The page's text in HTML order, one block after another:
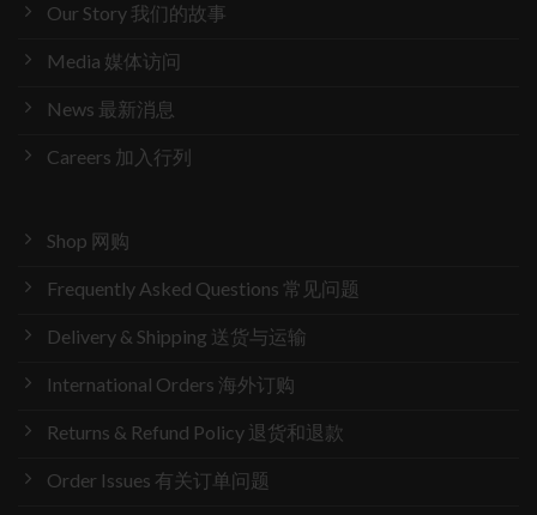
Our Story 我们的故事
Media 媒体访问
News 最新消息
Careers 加入行列
Shop 网购
Frequently Asked Questions 常见问题
Delivery & Shipping 送货与运输
International Orders 海外订购
Returns & Refund Policy 退货和退款
Order Issues 有关订单问题